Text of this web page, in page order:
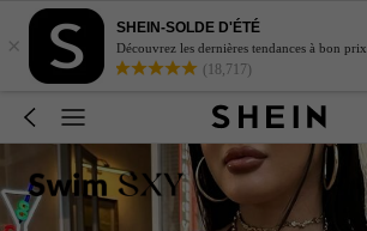
×
SHEIN-SOLDE D'ÉTÉ
Découvrez les dernières tendances à bon prix.
(18,717)